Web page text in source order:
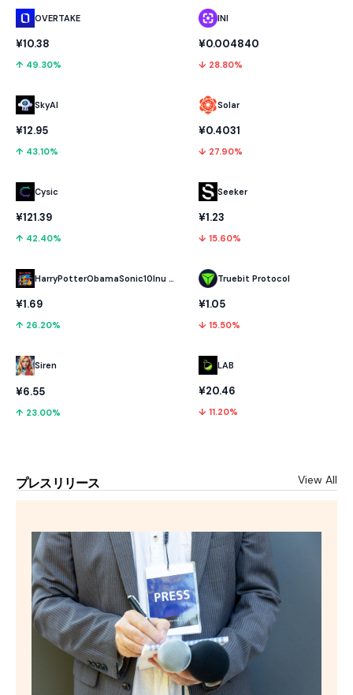
OVERTAKE
¥10.38
↑ 49.30%
SkyAI
¥12.95
↑ 43.10%
Cysic
¥121.39
↑ 42.40%
HarryPotterObamaSonic10Inu (ETH)
¥1.69
↑ 26.20%
Siren
¥6.55
↑ 23.00%
INI
¥0.004840
↓ 28.80%
Solar
¥0.4031
↓ 27.90%
Seeker
¥1.23
↓ 15.60%
Truebit Protocol
¥1.05
↓ 15.50%
LAB
¥20.46
↓ 11.20%
プレスリリース View All